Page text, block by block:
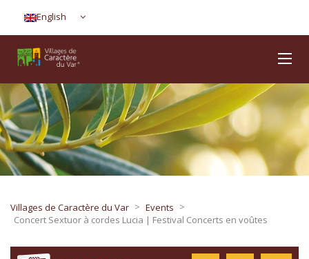
English
Villages de Caractère du Var > Events >
Concert Sextuor à cordes Lucia | Festival Concerts en voûtes